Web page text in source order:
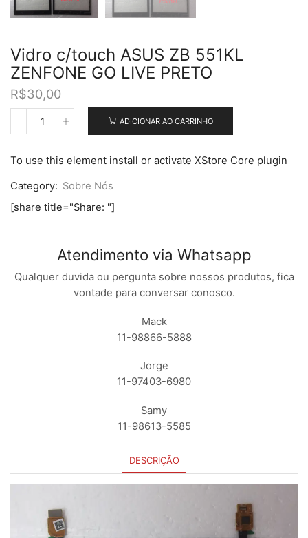
Vidro c/touch ASUS ZB 551KL
ZENFONE GO LIVE PRETO
R$30,00
Vidro
ZB
ZENFONE
GO
LIVE
ADICIONAR AO CARRINHO
To use this element install or activate XStore Core plugin
Category: Sobre Nós
[share title="Share: "]
Atendimento via Whatsapp
Qualquer duvida ou pergunta sobre nossos produtos, fica
vontade para conversar conosco.
Mack
11-98866-5888
Jorge
11-97403-6980
Samy
11-98613-5585
DESCRIÇÃO